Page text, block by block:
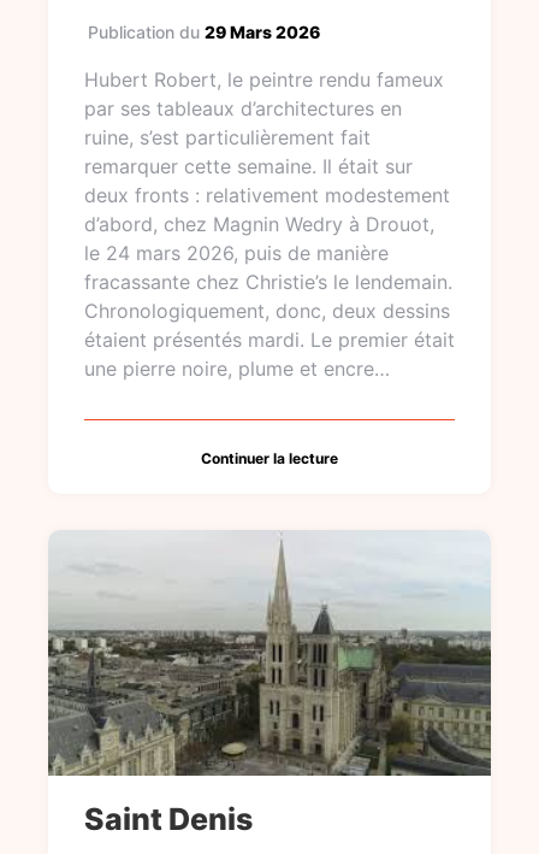
Publication du 29 Mars 2026
Hubert Robert, le peintre rendu fameux
par ses tableaux d’architectures en
ruine, s’est particulièrement fait
remarquer cette semaine. Il était sur
deux fronts : relativement modestement
d’abord, chez Magnin Wedry à Drouot,
le 24 mars 2026, puis de manière
fracassante chez Christie’s le lendemain.
Chronologiquement, donc, deux dessins
étaient présentés mardi. Le premier était
une pierre noire, plume et encre…
Continuer la lecture
Saint Denis